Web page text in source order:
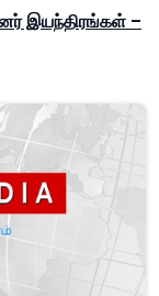
இயந்திரங்கள் –